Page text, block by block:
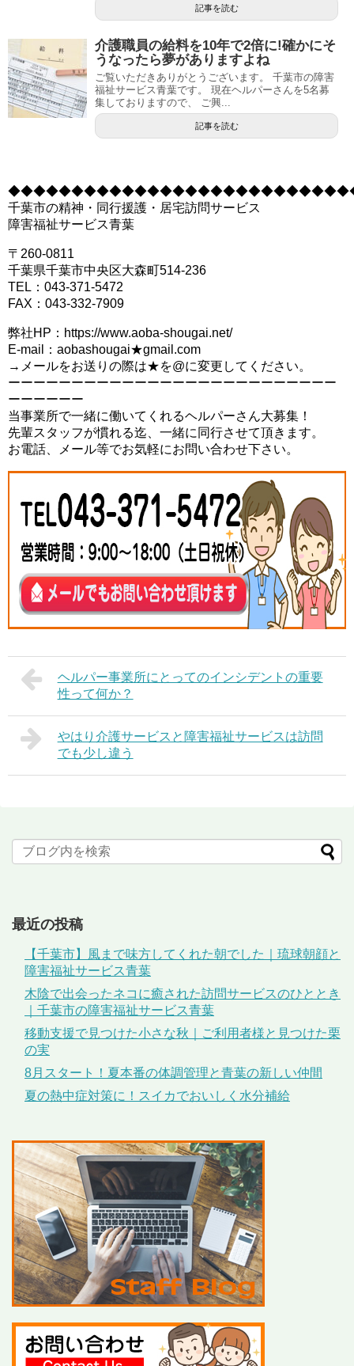
記事を読む
介護職員の給料を10年で2倍に!確かにそ
うなったら夢がありますよね
ご覧いただきありがとうございます。 千葉市の障害
福祉サービス青葉です。 現在ヘルパーさんを5名募
集しておりますので、 ご興...
記事を読む
千葉市の精神・同行援護・居宅訪問サービス
障害福祉サービス青葉
〒260-0811
千葉県千葉市中央区大森町514-236
TEL：043-371-5472
FAX：043-332-7909
弊社HP：https://www.aoba-shougai.net/
E-mail：aobashougai★gmail.com
→メールをお送りの際は★を@に変更してください。
ーーーーーーーーーーーーーーーーーーーーーーーーーー
ーーーーーー
当事業所で一緒に働いてくれるヘルパーさん大募集！
先輩スタッフが慣れる迄、一緒に同行させて頂きます。
お電話、メール等でお気軽にお問い合わせ下さい。
ヘルパー事業所にとってのインシデントの重要
性って何か？
やはり介護サービスと障害福祉サービスは訪問
でも少し違う
最近の投稿
【千葉市】風まで味方してくれた朝でした｜琉球朝顔と
障害福祉サービス青葉
木陰で出会ったネコに癒された訪問サービスのひととき
｜千葉市の障害福祉サービス青葉
移動支援で見つけた小さな秋｜ご利用者様と見つけた栗
の実
8月スタート！夏本番の体調管理と青葉の新しい仲間
夏の熱中症対策に！スイカでおいしく水分補給